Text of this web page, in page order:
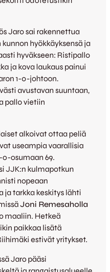
Jaro sai rakennettua
hyökkäyksensä ja
hyväkseen: Ristipallo
ja kova laukaus painui
1-0-johtoon.
avustavan suuntaan,
pallo vietiin
alkoivat ottaa peliä
useampia vaarallisia
osumaan 69.
JJK:n kulmapotkun
nopeaan
ja tarkka keskitys lähti
Joni Remesaholla
maaliin. Hetkeä
paikkaa lisätä
estivät yritykset.
Jaro pääsi